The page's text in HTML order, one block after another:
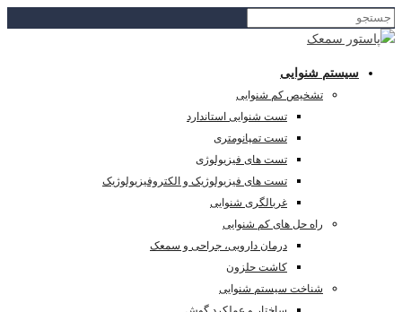
سیستم شنوایی
تشخیص کم شنوایی
تست شنوایی استاندارد
تست تمپانومتری
تست های فیزیولوژی
تست های فیزیولوژیک و الکتروفیزیولوژیک
غربالگری شنوایی
راه حل های کم شنوایی
درمان دارویی، جراحی و سمعک
کاشت حلزون
شناخت سیستم شنوایی